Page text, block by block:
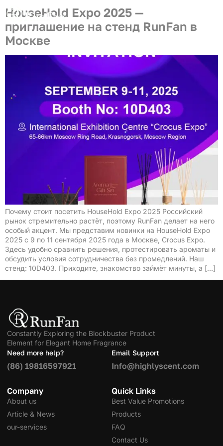
HouseHold Expo 2025 —
приглашение на стенд RunFan в
Москве
Почему стоит посетить HouseHold Expo 2025 Российский
рынок стремительно растёт, поэтому RunFan делает на него
особый акцент. Мы представим новинки на HouseHold Expo
2025 с 9 по 11 сентября 2025 года в Москве, Crocus Expo.
Здесь удобно сравнить решения, протестировать ароматы и
обсудить условия сотрудничества без промедлений. Наш
стенд: 10D403. Приходите, знакомство займёт минуты, а […]
Constantly Exploring the Blockbuster Product
Element for Elegant Home Fragrance
Need more help?
(86) 19816597921
Email Support
Info@highlyscent.com
Company
About us
Article & News
our-services
Quick Links
Best Value Promotions
Products
FAQ
Contact Us